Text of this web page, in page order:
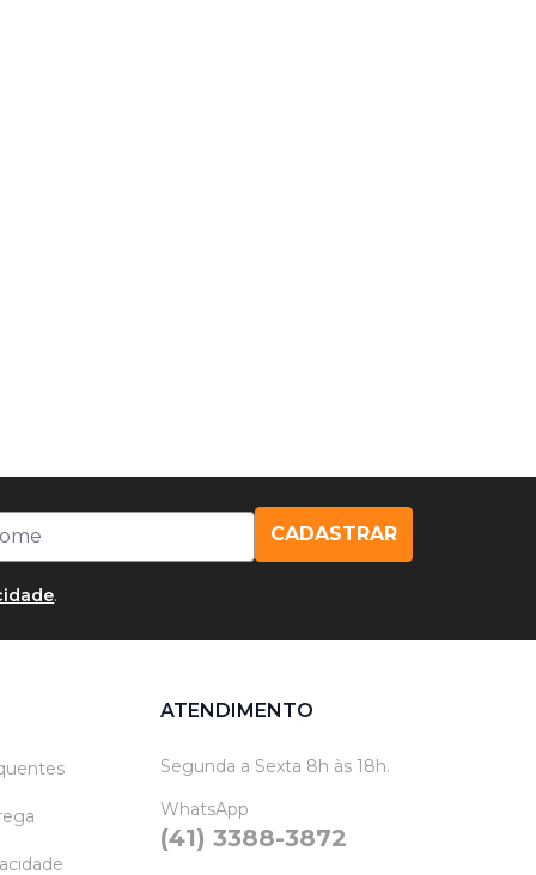
CADASTRAR
.
ATENDIMENTO
Segunda a Sexta 8h às 18h.
WhatsApp
(41) 3388-3872